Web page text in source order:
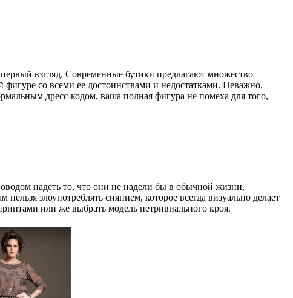
взгляд. Современные бутики предлагают множество
со всеми ее достоинствами и недостатками. Неважно,
дресс-кодом, ваша полная фигура не помеха для того,
надеть то, что они не надели бы в обычной жизни,
злоупотреблять сиянием, которое всегда визуально делает
или же выбрать модель нетривиального кроя.